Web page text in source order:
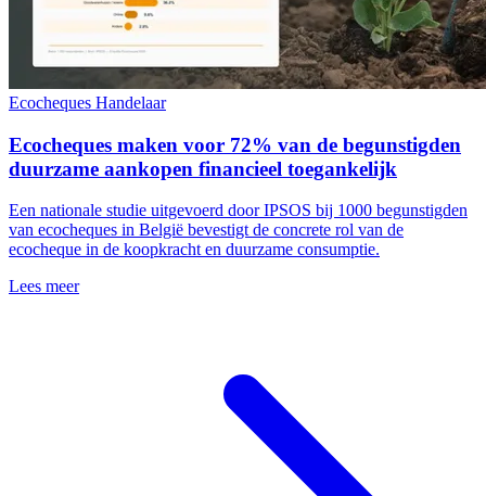
Ecocheques Handelaar
Ecocheques maken voor 72% van de begunstigden
duurzame aankopen financieel toegankelijk
Een nationale studie uitgevoerd door IPSOS bij 1000 begunstigden
van ecocheques in België bevestigt de concrete rol van de
ecocheque in de koopkracht en duurzame consumptie.
Lees meer